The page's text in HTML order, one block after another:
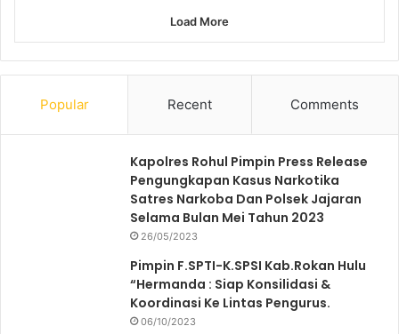
Load More
Popular Recent Comments
Kapolres Rohul Pimpin Press Release
Pengungkapan Kasus Narkotika
Satres Narkoba Dan Polsek Jajaran
Selama Bulan Mei Tahun 2023
26/05/2023
Pimpin F.SPTI-K.SPSI Kab.Rokan Hulu
“Hermanda : Siap Konsilidasi &
Koordinasi Ke Lintas Pengurus.
06/10/2023